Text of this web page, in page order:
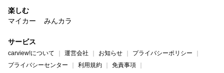
楽しむ
マイカー
みんカラ
サービス
carview!について 運営会社 お知らせ
プライバシーポリシー
プライバシーセンター
利用規約
免責事項